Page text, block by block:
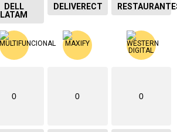
DELL
LATAM
DELIVERECT
0 0 0